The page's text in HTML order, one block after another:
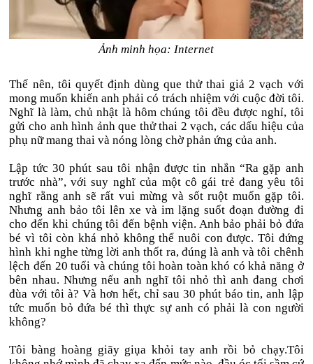
Ảnh minh họa: Internet
Thế nên, tôi quyết định dùng que thử thai giả 2 vạch với
mong muốn khiến anh phải có trách nhiệm với cuộc đời tôi.
Nghĩ là làm, chủ nhật là hôm chúng tôi đều được nghỉ, tôi
gửi cho anh hình ảnh que thử thai 2 vạch, các dấu hiệu của
phụ nữ mang thai và nóng lòng chờ phản ứng của anh.
Lập tức 30 phút sau tôi nhận được tin nhắn “Ra gặp anh
trước nhà”, với suy nghĩ của một cô gái trẻ đang yêu tôi
nghĩ rằng anh sẽ rất vui mừng và sốt ruột muốn gặp tôi.
Nhưng anh bảo tôi lên xe và im lặng suốt đoạn đường đi
cho đến khi chúng tôi đến bệnh viện. Anh bảo phải bỏ đứa
bé vì tôi còn khá nhỏ không thể nuôi con được. Tôi đứng
hình khi nghe từng lời anh thốt ra, đúng là anh và tôi chênh
lệch đến 20 tuổi và chúng tôi hoàn toàn khó có khả năng ở
bên nhau. Nhưng nếu anh nghĩ tôi nhỏ thì anh đang chơi
đùa với tôi à? Và hơn hết, chỉ sau 30 phút báo tin, anh lập
tức muốn bỏ đứa bé thì thực sự anh có phải là con người
không?
Tôi bàng hoàng giãy giụa khỏi tay anh rồi bỏ chạy.Tôi